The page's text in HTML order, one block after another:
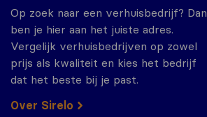
Op zoek naar een verhuisbedrijf? Dan
ben je hier aan het juiste adres.
Vergelijk verhuisbedrijven op zowel
prijs als kwaliteit en kies het bedrijf
dat het beste bij je past.
Over Sirelo